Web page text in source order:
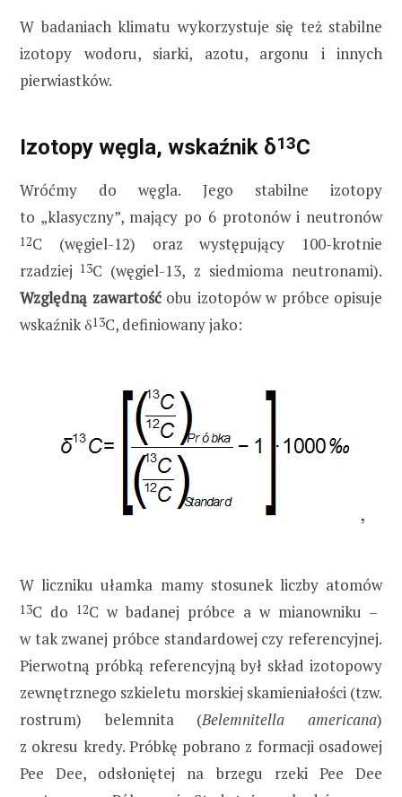
W badaniach klimatu wykorzystuje się też stabilne
izotopy wodoru, siarki, azotu, argonu i innych
pierwiastków.
Izotopy węgla, wskaźnik δ13C
Wróćmy do węgla. Jego stabilne izotopy
to „klasyczny”, mający po 6 protonów i neutronów
12C (węgiel-12) oraz występujący 100-krotnie
rzadziej 13C (węgiel-13, z siedmioma neutronami).
Względną zawartośćobu izotopów w próbce opisuje
wskaźnik δ13C, definiowany jako:
W liczniku ułamka mamy stosunek liczby atomów
13C do 12C w badanej próbce a w mianowniku –
w tak zwanej próbce standardowej czy referencyjnej.
Pierwotną próbką referencyjną był skład izotopowy
zewnętrznego szkieletu morskiej skamieniałości (tzw.
rostrum) belemnita (Belemnitella americana)
z okresu kredy. Próbkę pobrano z formacji osadowej
Pee Dee, odsłoniętej na brzegu rzeki Pee Dee